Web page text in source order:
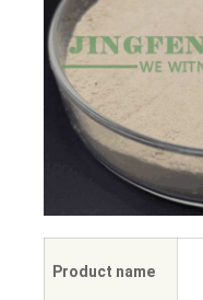
Product name